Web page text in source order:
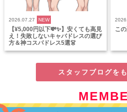
2026.07.27 NEW
【¥5,000円以下💸✨】安くても高見
え！失敗しないキャバドレスの選び
方＆神コスパドレス5選👗
こ
スタッフブログを